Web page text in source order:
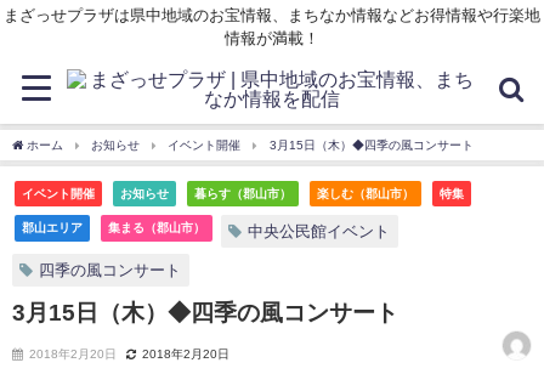
まざっせプラザは県中地域のお宝情報、まちなか情報などお得情報や行楽地
情報が満載！
ホーム お知らせ イベント開催 3月15日（木）◆四季の風コンサート
イベント開催 お知らせ 暮らす（郡山市） 楽しむ（郡山市） 特集
郡山エリア 集まる（郡山市） 中央公民館イベント
四季の風コンサート
3月15日（木）◆四季の風コンサート
2018年2月20日 2018年2月20日